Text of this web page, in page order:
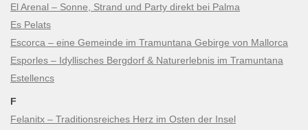
El Arenal – Sonne, Strand und Party direkt bei Palma
Es Pelats
Escorca – eine Gemeinde im Tramuntana Gebirge von Mallorca
Esporles – Idyllisches Bergdorf & Naturerlebnis im Tramuntana
Estellencs
F
Felanitx – Traditionsreiches Herz im Osten der Insel